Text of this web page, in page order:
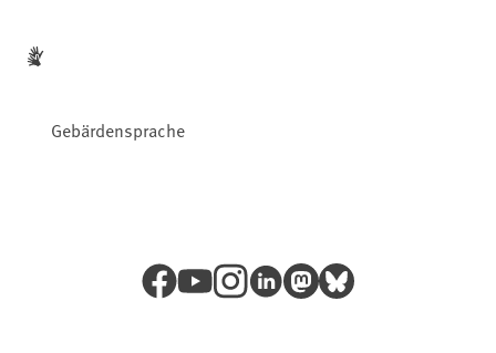
Gebärdensprache